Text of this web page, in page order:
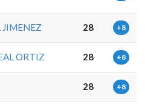
JIMENEZ 28 +8
ORTIZ 28 +8
28 +8